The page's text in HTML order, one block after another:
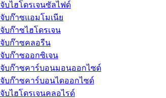
บไฮโดรเจนซัลไฟด์
บก๊าซแอมโมเนีย
บก๊าซไฮโดรเจน
จับก๊าซคลอรีน
บก๊าซออกซิเจน
จับก๊าซคาร์บอนมอนออกไซด์
จับก๊าซคาร์บอนไดออกไซด์
บไฮโดรเจนคลอไรด์